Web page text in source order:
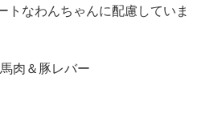
トなわんちゃんに配慮していま
肉＆豚レバー